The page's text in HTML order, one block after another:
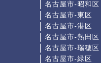
名古屋市-昭和区
名古屋市-東区
名古屋市-港区
名古屋市-熱田区
名古屋市-瑞穂区
名古屋市-緑区